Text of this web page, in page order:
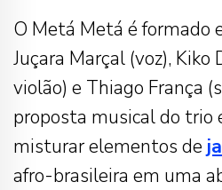
O Metá Metá é formado
Juçara Marçal (voz), Kiko
violão) e Thiago França
proposta musical do trio
misturar elementos de
afro-brasileira em uma